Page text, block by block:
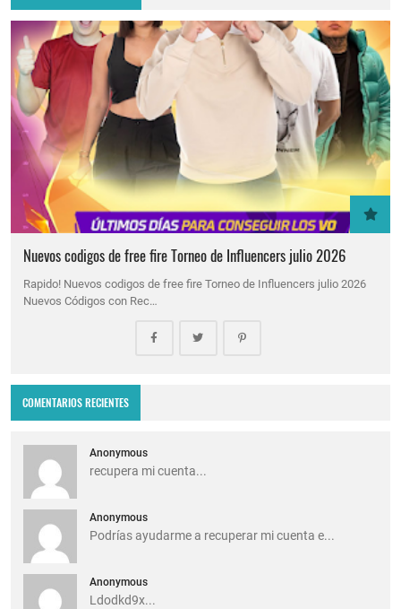
Nuevos codigos de free fire Torneo de Influencers julio 2026
Rapido! Nuevos codigos de free fire Torneo de Influencers julio 2026
Nuevos Códigos con Rec…
COMENTARIOS RECIENTES
Anonymous
recupera mi cuenta...
Anonymous
Podrías ayudarme a recuperar mi cuenta e...
Anonymous
Ldodkd9x...